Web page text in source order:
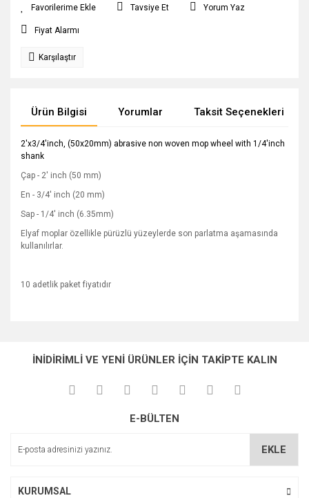
Tavsiye Et Yorum Yaz
Fiyat Alarmı
Karşılaştır
Ürün Bilgisi Yorumlar Taksit Seçenekleri
2'x3/4'inch, (50x20mm) abrasive non woven mop wheel with 1/4'inch
shank
Çap - 2' inch (50 mm)
En - 3/4' inch (20 mm)
Sap - 1/4' inch (6.35mm)
Elyaf moplar özellikle pürüzlü yüzeylerde son parlatma aşamasında
kullanılırlar.
10 adetlik paket fiyatıdır
Yorum Yaz
kullanarak tarafımıza iletebilirsiniz.
Görüş ve önerileriniz için teşekkür ederiz.
Ürün açıklamasında eksik bilgiler bulunuyor.
İNİDİRİMLİ VE YENİ ÜRÜNLER İÇİN TAKİPTE KALIN
E-BÜLTEN
EKLE
KURUMSAL